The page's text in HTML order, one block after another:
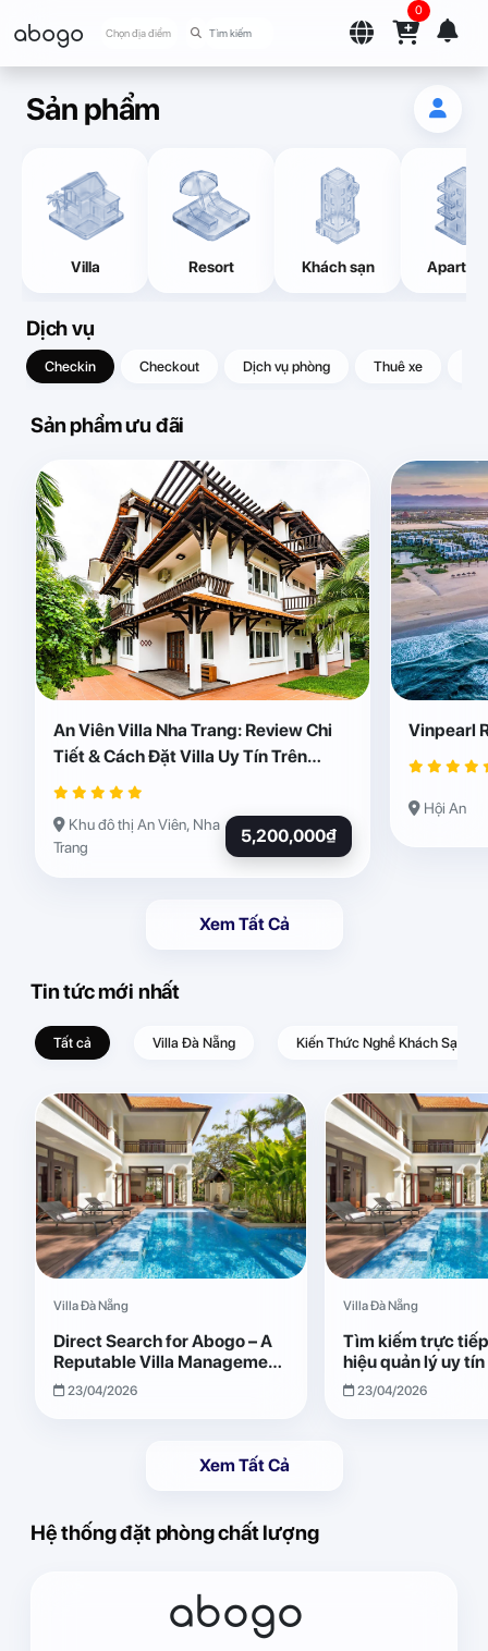
abogo Chọn địa điểm
0
Sản phẩm
Villa Resort Khách sạn
Dịch vụ
Checkin Checkout Dịch vụ phòng Thuê xe
Sản phẩm ưu đãi
An Viên Villa Nha Trang: Review Chi
Tiết & Cách Đặt Villa Uy Tín Trên
Abogo
Khu đô thị An Viên, Nha
Trang
5,200,000₫
Vinpearl
Hội An
Xem Tất Cả
Tin tức mới nhất
Tất cả Villa Đà Nẵng Kiến Thức Nghề Khách Sạn –
Villa Đà Nẵng
Direct Search for Abogo – A
Reputable Villa Management
Brand with Transparent and
Effective Operations
23/04/2026
Villa Đà Nẵng
Tìm kiếm trực
hiệu quản lý uy
Giải pháp vận
quả, minh bạch
23/04/2026
Xem Tất Cả
Hệ thống đặt phòng chất lượng
abogo